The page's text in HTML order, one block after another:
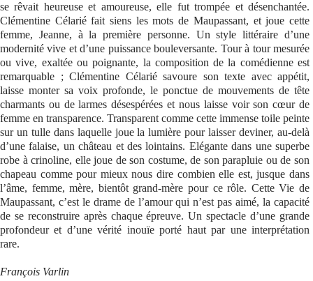
se rêvait heureuse et amoureuse, elle fut trompée et désenchantée.
Clémentine Célarié fait siens les mots de Maupassant, et joue cette
femme, Jeanne, à la première personne. Un style littéraire d’une
modernité vive et d’une puissance bouleversante. Tour à tour mesurée
ou vive, exaltée ou poignante, la composition de la comédienne est
remarquable ; Clémentine Célarié savoure son texte avec appétit,
laisse monter sa voix profonde, le ponctue de mouvements de tête
charmants ou de larmes désespérées et nous laisse voir son cœur de
femme en transparence. Transparent comme cette immense toile peinte
sur un tulle dans laquelle joue la lumière pour laisser deviner, au-delà
d’une falaise, un château et des lointains. Elégante dans une superbe
robe à crinoline, elle joue de son costume, de son parapluie ou de son
chapeau comme pour mieux nous dire combien elle est, jusque dans
l’âme, femme, mère, bientôt grand-mère pour ce rôle. Cette Vie de
Maupassant, c’est le drame de l’amour qui n’est pas aimé, la capacité
de se reconstruire après chaque épreuve. Un spectacle d’une grande
profondeur et d’une vérité inouïe porté haut par une interprétation
rare.
François Varlin